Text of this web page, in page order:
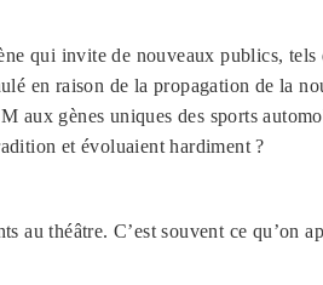
qui invite de nouveaux publics,
en raison de la propagation de la
gènes uniques des sports
et évoluaient hardiment ?
au théâtre. C’est souvent ce qu’on